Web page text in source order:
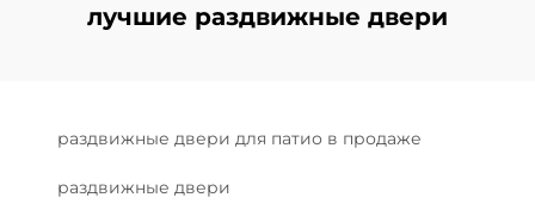
лучшие раздвижные двери
раздвижные двери для патио в продаже
раздвижные двери